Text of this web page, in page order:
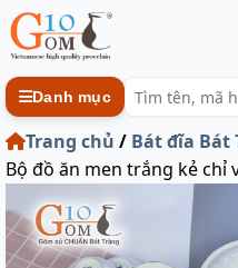
Danh mục
Trang chủ / Bát đĩa Bát
Bộ đồ ăn men trắng kẻ chỉ